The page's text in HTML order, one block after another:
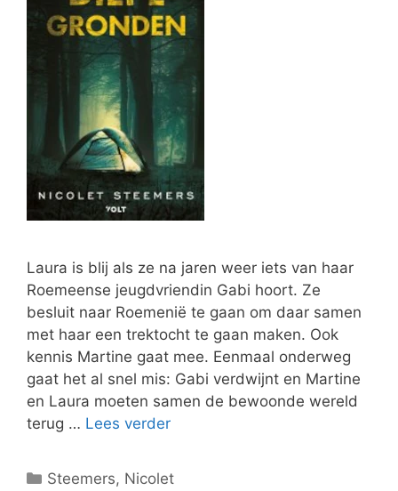
Laura is blij als ze na jaren weer iets van haar
Roemeense jeugdvriendin Gabi hoort. Ze
besluit naar Roemenië te gaan om daar samen
met haar een trektocht te gaan maken. Ook
kennis Martine gaat mee. Eenmaal onderweg
gaat het al snel mis: Gabi verdwijnt en Martine
en Laura moeten samen de bewoonde wereld
terug … Lees verder
Categorieën
Steemers, Nicolet